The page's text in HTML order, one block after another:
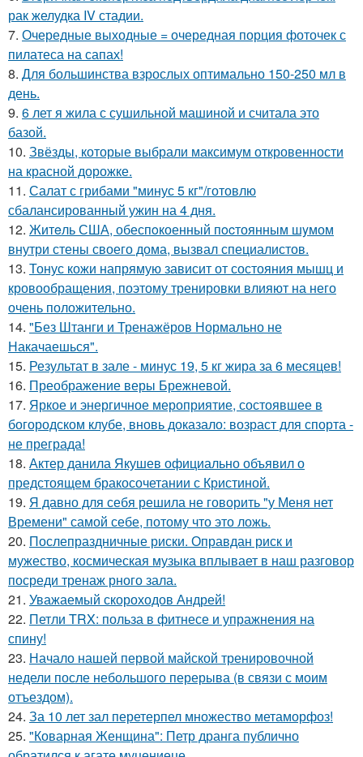
рак желудка IV стадии.
7. Очередные выходные = очередная порция фоточек с
пилатеса на сапах!
8. Для большинства взрослых оптимально 150-250 мл в
день.
9. 6 лет я жила с сушильной машиной и считала это
базой.
10. Звёзды, которые выбрали максимум откровенности
на красной дорожке.
11. Салат с грибами "минус 5 кг"/готовлю
сбалансированный ужин на 4 дня.
12. Житeль США, обеспoкоенный пocтоянным шyмом
внутри стены своего дома, вызвал специалистов.
13. Тонус кожи напрямую зависит от состояния мышц и
кровообращения, поэтому тренировки влияют на него
очень положительно.
14. "Без Штанги и Тренажёров Нормально не
Накачаешься".
15. Результат в зале - минус 19, 5 кг жира за 6 месяцев!
16. Преображение веры Брежневой.
17. Яркое и энергичное мероприятие, состоявшее в
богородском клубе, вновь доказало: возраст для спорта -
не преграда!
18. Актер данила Якушев официально объявил о
предстоящем бракосочетании с Кристиной.
19. Я давно для себя решила не говорить "у Меня нет
Времени" самой себе, потому что это ложь.
20. Послепраздничные риски. Оправдан риск и
мужество, космическая музыка вплывает в наш разговор
посреди тренаж рного зала.
21. Уважаемый скороходов Андрей!
22. Петли TRX: польза в фитнесе и упражнения на
спину!
23. Начало нашей первой майской тренировочной
недели после небольшого перерыва (в связи с моим
отъездом).
24. За 10 лет зал перетерпел множество метаморфоз!
25. "Коварная Женщина": Петр дранга публично